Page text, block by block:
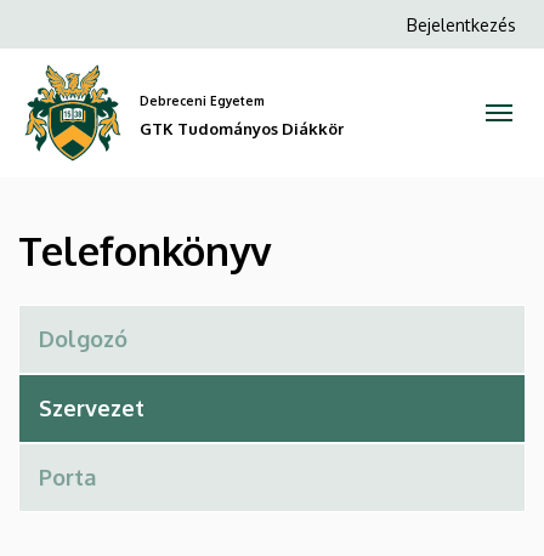
GTK
Tudományos
Diákkör
a
tartalomra
Anonim
Bejelentkezés
Debreceni Egyetem
GTK Tudományos Diákkör
Telefonkönyv